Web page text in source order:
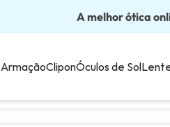
A melhor ótica
Óculos
Adquira em até
Enviamos
Óculos de grau
ArmaçãoCliponÓculos de Sol